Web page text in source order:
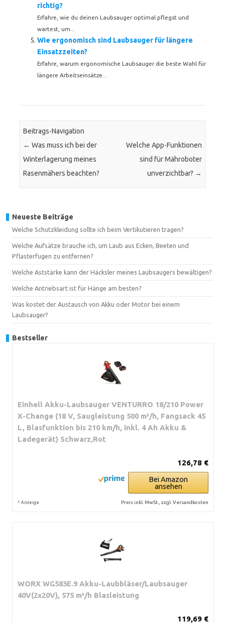
richtig?
Erfahre, wie du deinen Laubsauger optimal pflegst und
wartest, um...
Wie ergonomisch sind Laubsauger für längere
Einsatzzeiten?
Erfahre, warum ergonomische Laubsauger die beste Wahl für
längere Arbeitseinsätze...
Beitrags-Navigation
← Was muss ich bei der
Winterlagerung meines
Rasenmähers beachten?
Welche App-Funktionen
sind für Mähroboter
unverzichtbar? →
Neueste Beiträge
Welche Schutzkleidung sollte ich beim Vertikutieren tragen?
Welche Aufsätze brauche ich, um Laub aus Ecken, Beeten und
Pflasterfugen zu entfernen?
Welche Aststärke kann der Häcksler meines Laubsaugers bewältigen?
Welche Antriebsart ist für Hänge am besten?
Was kostet der Austausch von Akku oder Motor bei einem
Laubsauger?
Bestseller
Einhell Akku-Laubsauger VENTURRO 18/210 Power
X-Change (18 V, Saugleistung 500 m³/h, Fangsack 45
L, Blasfunktion bis 210 km/h, inkl. 4 Ah Akku &
Ladegerät) Schwarz,Rot
126,78 €
Bei Amazon
ansehen
* Anzeige Preis inkl. MwSt., zzgl. Versandkosten
WORX WG583E.9 Akku-Laubbläser/Laubsauger
40V(2x20V), 575 m³/h Blasleistung
119,69 €